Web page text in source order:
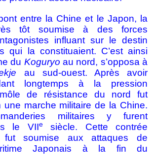
entre la Chine et le Japon, la
tôt soumise à des forces
influant sur le destin
qui la constituaient. C’est ainsi
du Koguryo au nord, s’opposa à
au sud-ouest. Après avoir
longtemps à la pression
de résistance du nord fut
une marche militaire de la Chine.
militaires y furent
le VIIesiècle. Cette contrée
fut soumise aux attaques de
Japonais à la fin du